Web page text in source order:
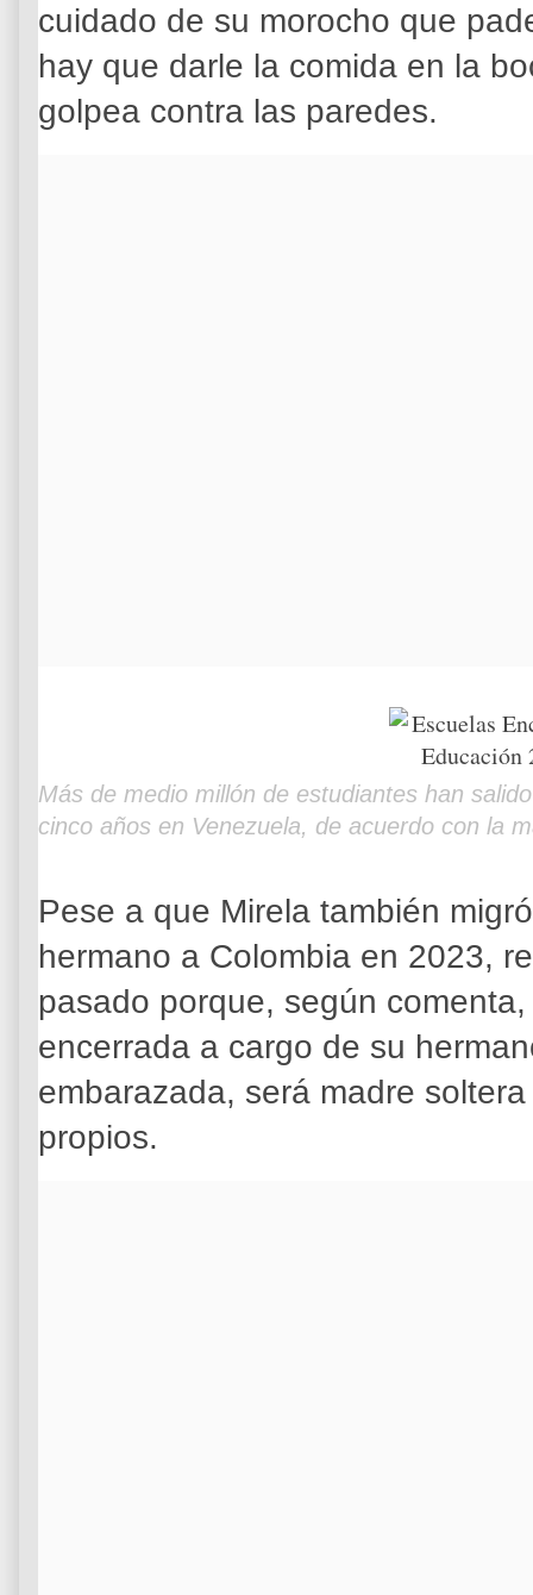
cuidado de su morocho que
hay que darle la comida en la
golpea contra las paredes.
Más de medio millón de estudiantes han
cinco años en Venezuela, de acuerdo con la
Pese a que Mirela también
hermano a Colombia en 2023,
pasado porque, según
encerrada a cargo de su
embarazada, será madre
propios.